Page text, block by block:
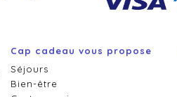
Cap cadeau vous propose
Séjours
Bien-être